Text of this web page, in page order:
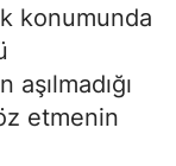
konumunda
etmenin